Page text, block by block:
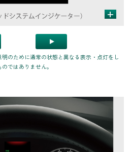
+
のために通常の状態と異なる表示・点灯をし
ではありません。